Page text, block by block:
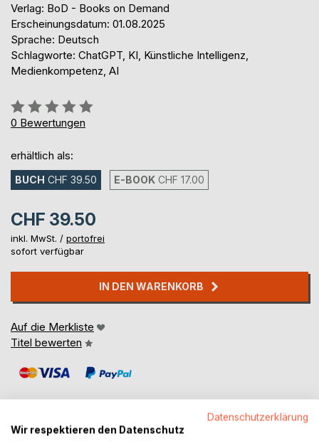
Verlag: BoD - Books on Demand
Erscheinungsdatum: 01.08.2025
Sprache: Deutsch
Schlagworte: ChatGPT, KI, Künstliche Intelligenz,
Medienkompetenz, AI
Bewertung::
0%
0 Bewertungen
erhältlich als:
BUCH CHF 39.50 E-BOOK CHF 17.00
CHF 39.50
inkl. MwSt. / portofrei
sofort verfügbar
IN DEN WARENKORB
Auf die Merkliste
Titel bewerten
Datenschutzerklärung
Wir respektieren den Datenschutz